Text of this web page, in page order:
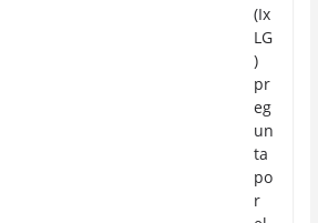
(Ix
LG
)
pr
eg
un
ta
po
r